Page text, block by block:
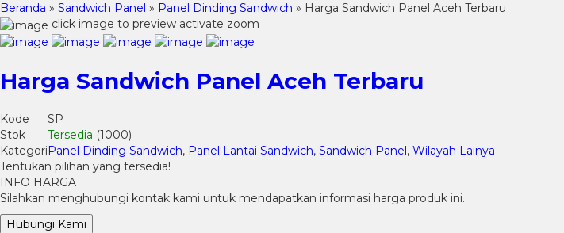
Beranda » Sandwich Panel » Panel Dinding Sandwich » Harga Sandwich Panel Aceh Terbaru
click image to preview activate zoom
Harga Sandwich Panel Aceh Terbaru
Kode
SP
Stok
Tersedia (1000)
Kategori Panel Dinding Sandwich, Panel Lantai Sandwich, Sandwich Panel , Wilayah Lainya
Tentukan pilihan yang tersedia!
INFO HARGA
Silahkan menghubungi kontak kami untuk mendapatkan informasi harga produk ini.
Hubungi Kami